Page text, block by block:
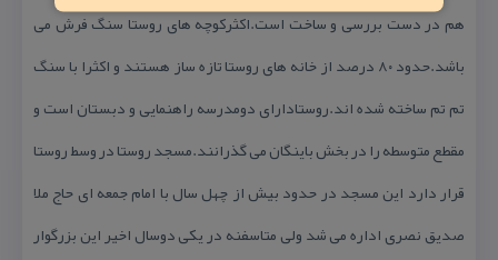
هم در دست بررسی و ساخت است.اكثركوچه های روستا سنگ فرش می
باشد.حدود ۸۰ درصد از خانه های روستا تازه ساز هستند و اكثرا با سنگ
تم تم ساخته شده اند.روستادارای دومدرسه راهنمایی و دبستان است و
مقطع متوسطه را در بخش باینگان می گذرانند.مسجد روستا در وسط روستا
قرار دارد این مسجد در حدود بیش از چهل سال با امام جمعه ای حاج ملا
صدیق نصری اداره می شد ولی متاسفنه در یكی دوسال اخیر این بزرگوار